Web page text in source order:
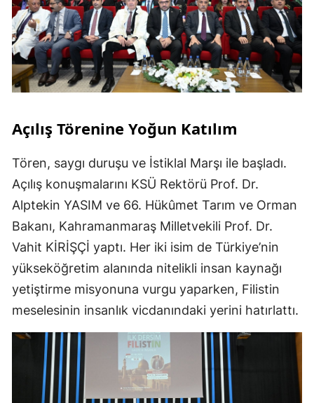
Açılış Törenine Yoğun Katılım
Tören, saygı duruşu ve İstiklal Marşı ile başladı.
Açılış konuşmalarını KSÜ Rektörü Prof. Dr.
Alptekin YASIM ve 66. Hükûmet Tarım ve Orman
Bakanı, Kahramanmaraş Milletvekili Prof. Dr.
Vahit KİRİŞÇİ yaptı. Her iki isim de Türkiye’nin
yükseköğretim alanında nitelikli insan kaynağı
yetiştirme misyonuna vurgu yaparken, Filistin
meselesinin insanlık vicdanındaki yerini hatırlattı.